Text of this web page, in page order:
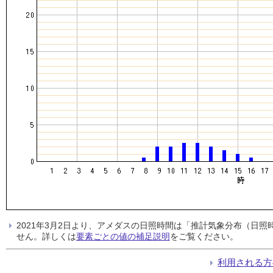
2021年3月2日より、アメダスの日照時間は「推計気象分布（日
せん。詳しくは要素ごとの値の補足説明をご覧ください。
利用される